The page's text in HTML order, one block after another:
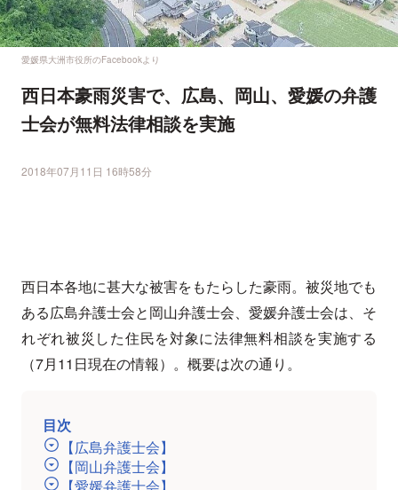
愛媛県大洲市役所のFacebookより
西日本豪雨災害で、広島、岡山、愛媛の弁護
士会が無料法律相談を実施
2018年07月11日 16時58分
西日本各地に甚大な被害をもたらした豪雨。被災地でも
ある広島弁護士会と岡山弁護士会、愛媛弁護士会は、そ
れぞれ被災した住民を対象に法律無料相談を実施する
（7月11日現在の情報）。概要は次の通り。
目次
【広島弁護士会】
【岡山弁護士会】